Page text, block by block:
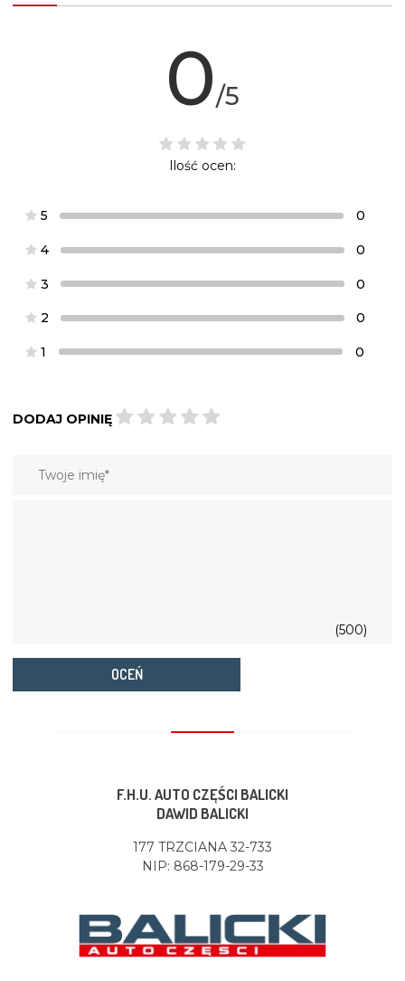
0/5
Ilość ocen:
5 0
4 0
3 0
2 0
1 0
DODAJ OPINIĘ
(500)
OCEŃ
F.H.U. AUTO CZĘŚCI BALICKI
DAWID BALICKI
177 TRZCIANA 32-733
NIP: 868-179-29-33